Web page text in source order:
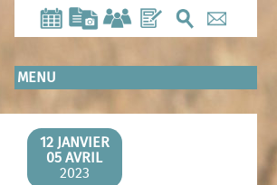
MENU
12 JANVIER
05 AVRIL
2023